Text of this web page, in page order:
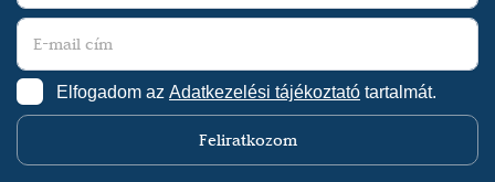
Ovics Frida - Kaposvári egyetem: MATE
Kaposvári Campus Rippl-Rónai Művészeti
Intézet(rendező: Réczei Tamás)
Elfogadom az Adatkezelési tájékoztató tartalmát.
Feliratkozom